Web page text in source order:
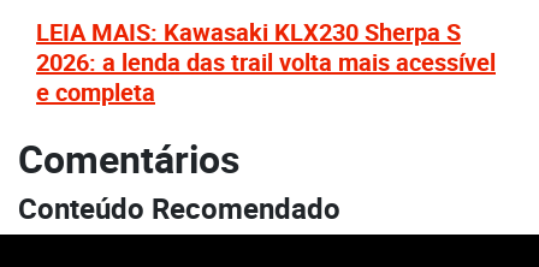
LEIA MAIS: Kawasaki KLX230 Sherpa S
2026: a lenda das trail volta mais acessível
e completa
Comentários
Conteúdo Recomendado